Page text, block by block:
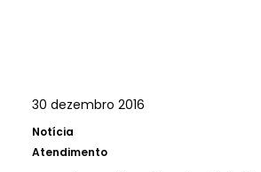
30 dezembro 2016
Notícia
Atendimento